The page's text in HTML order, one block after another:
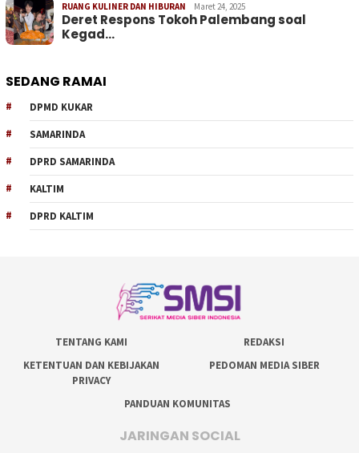
RUANG KULINER DAN HIBURAN Maret 24, 2025
Deret Respons Tokoh Palembang soal
Kegad…
SEDANG RAMAI
DPMD KUKAR
SAMARINDA
DPRD SAMARINDA
KALTIM
DPRD KALTIM
TENTANG KAMI
REDAKSI
KETENTUAN DAN KEBIJAKAN
PRIVACY
PEDOMAN MEDIA SIBER
PANDUAN KOMUNITAS
JARINGAN SOCIAL